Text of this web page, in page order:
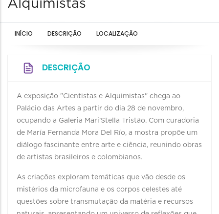
Alquimistas
INÍCIO DESCRIÇÃO LOCALIZAÇÃO
DESCRIÇÃO
A exposição "Cientistas e Alquimistas" chega ao
Palácio das Artes a partir do dia 28 de novembro,
ocupando a Galeria Mari’Stella Tristão. Com curadoria
de María Fernanda Mora Del Río, a mostra propõe um
diálogo fascinante entre arte e ciência, reunindo obras
de artistas brasileiros e colombianos.
As criações exploram temáticas que vão desde os
mistérios da microfauna e os corpos celestes até
questões sobre transmutação da matéria e recursos